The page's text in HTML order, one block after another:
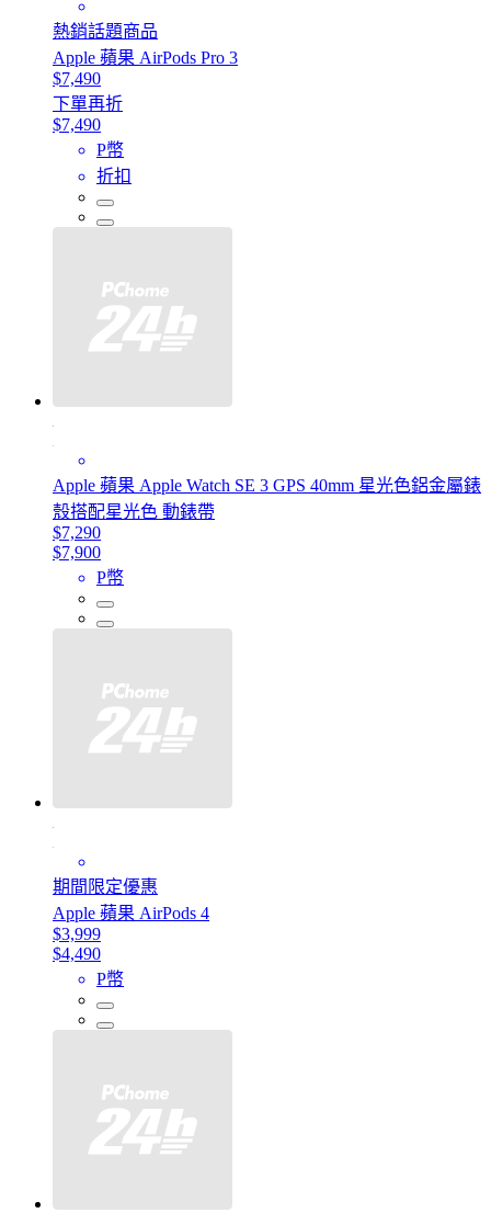
熱銷話題商品
Apple 蘋果 AirPods Pro 3
$7,490
下單再折
$7,490
P幣
折扣
Apple 蘋果 Apple Watch SE 3 GPS 40mm 星光色鋁金屬錶
殼搭配星光色 動錶帶
$7,290
$7,900
P幣
期間限定優惠
Apple 蘋果 AirPods 4
$3,999
$4,490
P幣